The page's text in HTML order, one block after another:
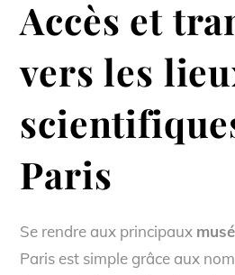
Accès et
vers les
Paris
Se rendre aux principaux
Paris est simple grâce aux